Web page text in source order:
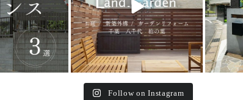
Follow on Instagram